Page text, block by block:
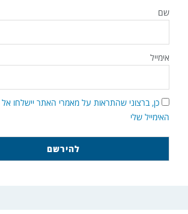
שם
אימייל
כן, ברצוני שהתראות על מאמרי האתר יישלחו
האימייל שלי